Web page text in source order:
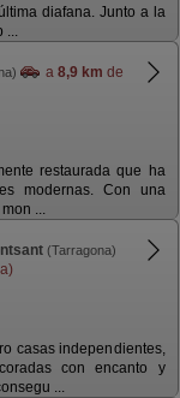
diafana. Junto a la
...
a 8,9 km de
restaurada que ha
modernas. Con una
...
(Tarragona)
casas independientes,
con encanto y
...